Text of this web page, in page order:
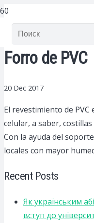
Forro de PVC
20 Dec 2017
El revestimiento de
celular, a saber,
Con la ayuda del
locales con mayor
Recent Posts
Як українським
вступ до